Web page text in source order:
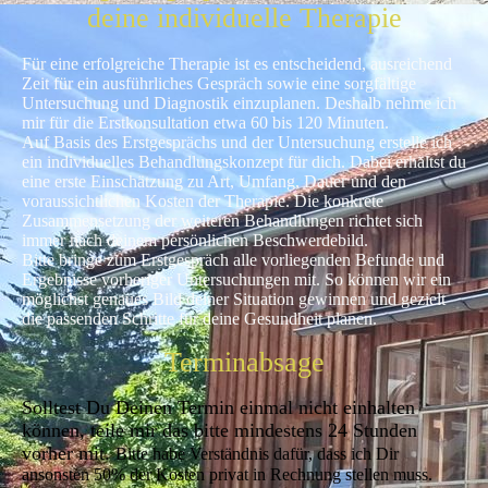
deine individuelle Therapie
Für eine erfolgreiche Therapie ist es entscheidend, ausreichend
Zeit für ein ausführliches Gespräch sowie eine sorgfältige
Untersuchung und Diagnostik einzuplanen. Deshalb nehme ich
mir für die Erstkonsultation etwa 60 bis 120 Minuten.
Auf Basis des Erstgesprächs und der Untersuchung erstelle ich
ein individuelles Behandlungskonzept für dich. Dabei erhältst du
eine erste Einschätzung zu Art, Umfang, Dauer und den
voraussichtlichen Kosten der Therapie. Die konkrete
Zusammensetzung der weiteren Behandlungen richtet sich
immer nach deinem persönlichen Beschwerdebild.
Bitte bringe zum Erstgespräch alle vorliegenden Befunde und
Ergebnisse vorheriger Untersuchungen mit. So können wir ein
möglichst genaues Bild deiner Situation gewinnen und gezielt
die passenden Schritte für deine Gesundheit planen.
Terminabsage
Solltest Du Deinen Termin einmal nicht einhalten
können, teile mir das bitte mindestens 24 Stunden
vorher mit.Bitte habe Verständnis dafür, dass ich Dir
ansonsten 50% der Kosten privat in Rechnung stellen muss.